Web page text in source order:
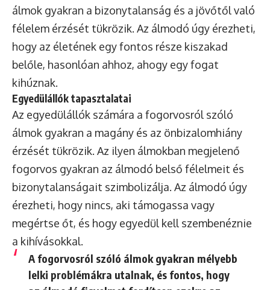
álmok gyakran a bizonytalanság és a jövőtől való
félelem érzését tükrözik. Az álmodó úgy érezheti,
hogy az életének egy fontos része kiszakad
belőle, hasonlóan ahhoz, ahogy egy fogat
kihúznak.
Egyedülállók tapasztalatai
Az egyedülállók számára a fogorvosról szóló
álmok gyakran a magány és az önbizalomhiány
érzését tükrözik. Az ilyen álmokban megjelenő
fogorvos gyakran az álmodó belső félelmeit és
bizonytalanságait szimbolizálja. Az álmodó úgy
érezheti, hogy nincs, aki támogassa vagy
megértse őt, és hogy egyedül kell szembenéznie
a kihívásokkal.
A fogorvosról szóló álmok gyakran mélyebb
lelki problémákra utalnak, és fontos, hogy